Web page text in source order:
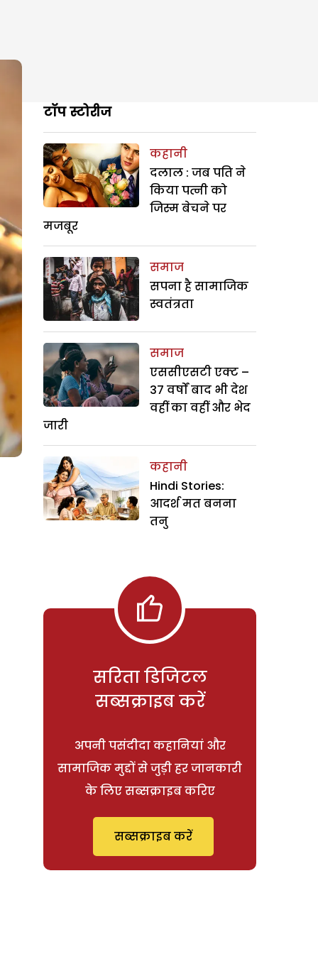
टॉप स्टोरीज
कहानी
दलाल : जब पति ने
किया पत्नी को
जिस्म बेचने पर
मजबूर
समाज
सपना है सामाजिक
स्वतंत्रता
समाज
एससीएसटी एक्ट –
37 वर्षों बाद भी देश
वहीं का वहीं और भेद
जारी
कहानी
Hindi Stories:
आदर्श मत बनना
तनु
सरिता डिजिटल
सब्सक्राइब करें
अपनी पसंदीदा कहानियां और
सामाजिक मुद्दों से जुड़ी हर जानकारी
के लिए सब्सक्राइब करिए
सब्सक्राइब करें